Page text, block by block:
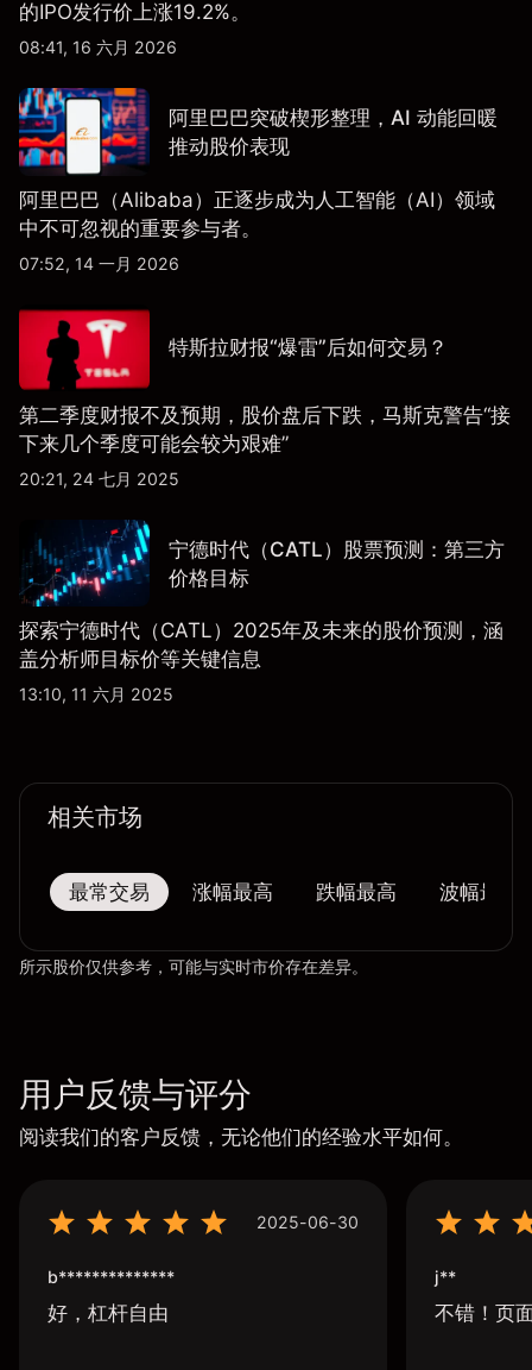
的IPO发行价上涨19.2%。
08:41, 16 六月 2026
阿里巴巴突破楔形整理，AI 动能回暖
推动股价表现
阿里巴巴（Alibaba）正逐步成为人工智能（AI）领域
中不可忽视的重要参与者。
07:52, 14 一月 2026
特斯拉财报“爆雷”后如何交易？
第二季度财报不及预期，股价盘后下跌，马斯克警告“接
下来几个季度可能会较为艰难”
20:21, 24 七月 2025
宁德时代（CATL）股票预测：第三方
价格目标
探索宁德时代（CATL）2025年及未来的股价预测，涵
盖分析师目标价等关键信息
13:10, 11 六月 2025
相关市场
最常交易 涨幅最高 跌幅最高 波幅最大
所示股价仅供参考，可能与实时市价存在差异。
用户反馈与评分
阅读我们的客户反馈，无论他们的经验水平如何。
2025-06-30
b**************
好，杠杆自由
j**
不错！页